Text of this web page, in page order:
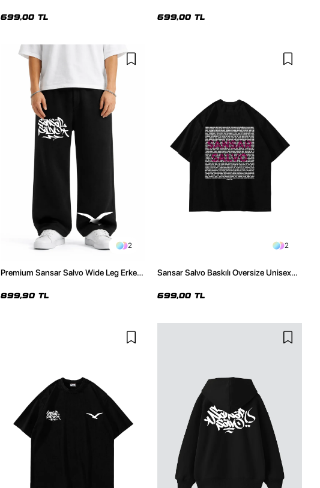
699,00 TL 699,00 TL
2
Premium Sansar Salvo Wide Leg Erkek
899,90 TL
2
Sansar Salvo Baskılı Oversize Unisex
699,00 TL